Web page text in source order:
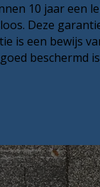
10 jaar een
Deze
is een bewijs
beschermd